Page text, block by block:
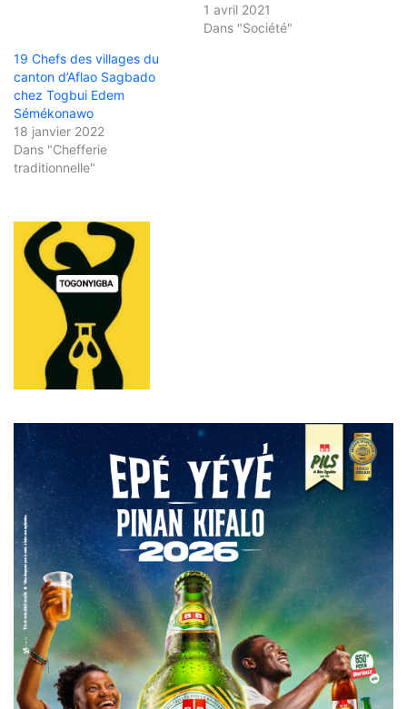
1 avril 2021
Dans "Société"
19 Chefs des villages du
canton d’Aflao Sagbado
chez Togbui Edem
Sémékonawo
18 janvier 2022
Dans "Chefferie
traditionnelle"